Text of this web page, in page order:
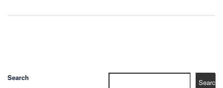
Search
Search